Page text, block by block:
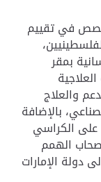
في تقييم
بمقر
والعلاج
بالإضافة
على الكراسي
الهمم
دولة الإمارات